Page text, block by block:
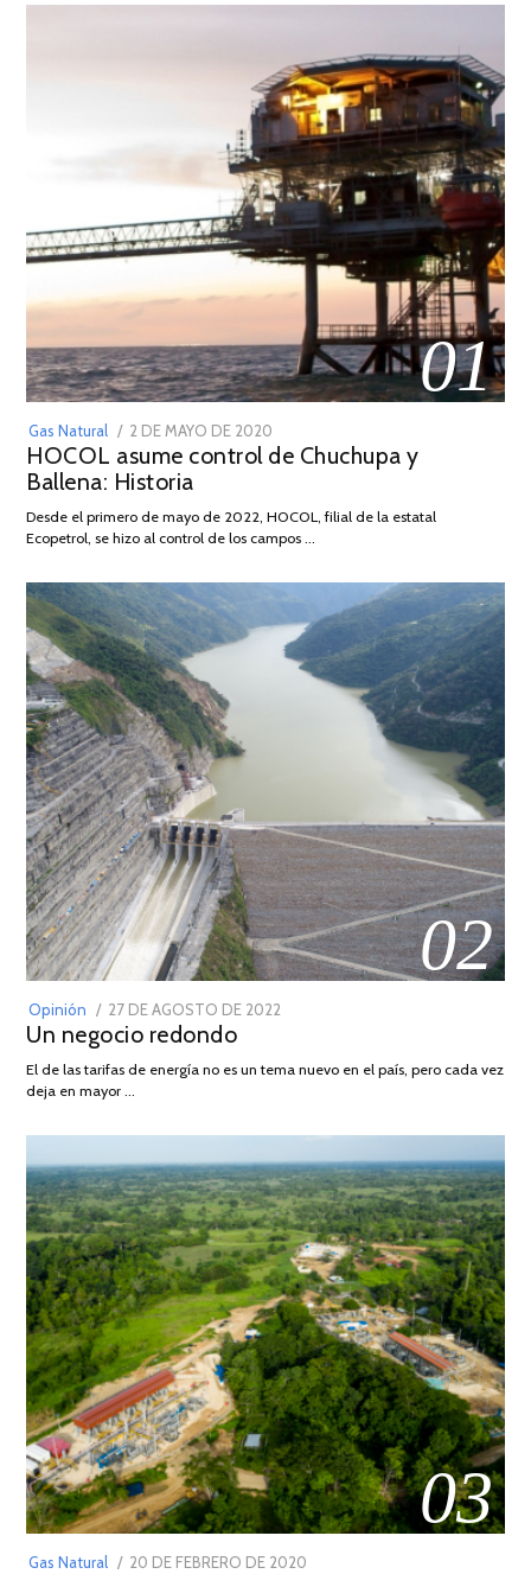
01
Gas Natural
POSTED
ON
2 DE MAYO DE 2020
DE
2026
HOCOL asume control de Chuchupa y
Ballena: Historia
Desde el primero de mayo de 2022, HOCOL, filial de la estatal
Ecopetrol, se hizo al control de los campos …
02
Opinión
POSTED
ON
27 DE AGOSTO DE 2022
DE
Un negocio redondo
El de las tarifas de energía no es un tema nuevo en el país, pero cada vez
deja en mayor …
03
Gas Natural
POSTED
20 DE FEBRERO DE 2020